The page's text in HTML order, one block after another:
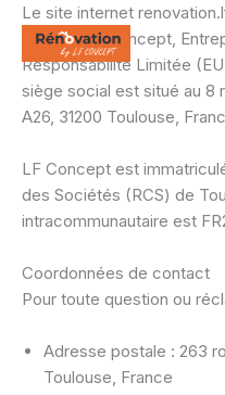
Skip
content
Le site internet
société LF Concept,
Responsabilité Limitée
siège social est situé au 8
A26, 31200 Toulouse,
LF Concept est
des Sociétés (RCS) de
intracommunautaire est
Coordonnées de contact
Pour toute question ou
Adresse postale : 263
Toulouse, France